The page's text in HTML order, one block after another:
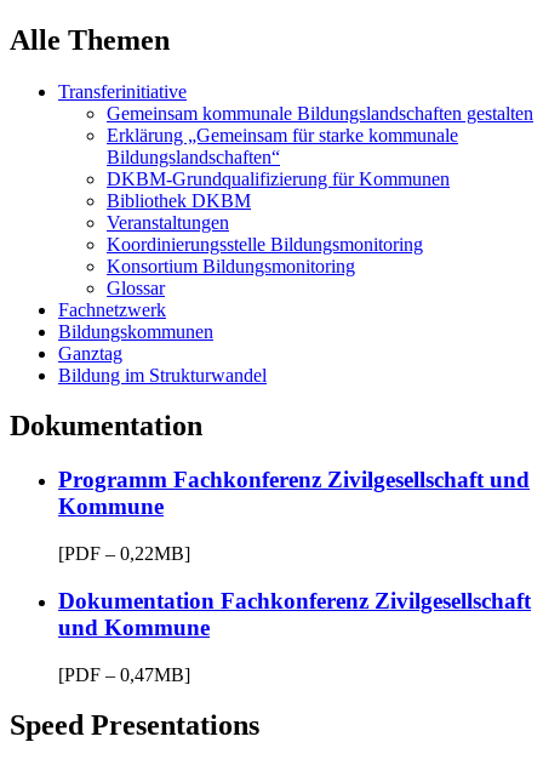
Alle Themen
Transferinitiative
Gemeinsam kommunale Bildungslandschaften gestalten
Erklärung „Gemeinsam für starke kommunale
Bildungslandschaften“
DKBM-Grundqualifizierung für Kommunen
Bibliothek DKBM
Veranstaltungen
Koordinierungsstelle Bildungsmonitoring
Konsortium Bildungsmonitoring
Glossar
Fachnetzwerk
Bildungskommunen
Ganztag
Bildung im Strukturwandel
Dokumentation
Programm Fachkonferenz Zivilgesellschaft und
Kommune
[PDF – 0,22MB]
Dokumentation Fachkonferenz Zivilgesellschaft
und Kommune
[PDF – 0,47MB]
Speed Presentations